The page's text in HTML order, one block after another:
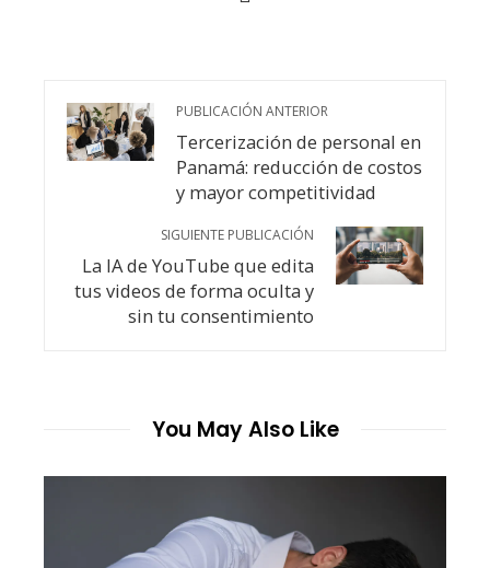
PUBLICACIÓN ANTERIOR
Tercerización de personal en
Panamá: reducción de costos
y mayor competitividad
SIGUIENTE PUBLICACIÓN
La IA de YouTube que edita
tus videos de forma oculta y
sin tu consentimiento
You May Also Like